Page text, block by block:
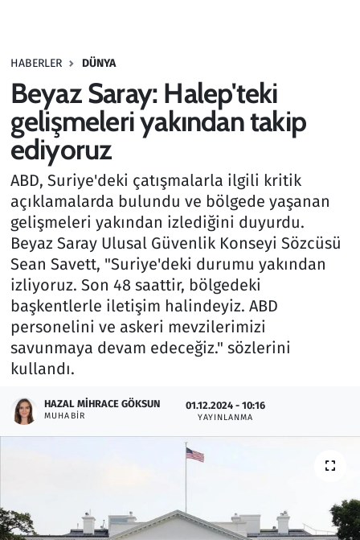
HABERLER DÜNYA
Beyaz Saray: Halep'teki
gelişmeleri yakından takip
ediyoruz
ABD, Suriye'deki çatışmalarla ilgili kritik
açıklamalarda bulundu ve bölgede yaşanan
gelişmeleri yakından izlediğini duyurdu.
Beyaz Saray Ulusal Güvenlik Konseyi Sözcüsü
Sean Savett, "Suriye'deki durumu yakından
izliyoruz. Son 48 saattir, bölgedeki
başkentlerle iletişim halindeyiz. ABD
personelini ve askeri mevzilerimizi
savunmaya devam edeceğiz." sözlerini
kullandı.
HAZAL MIHRACE GÖKSUN
MUHABIR
01.12.2024 - 10:16
YAYINLANMA
Haber
Kültür Sanat
Kurumsal Haberler
Lezzet Durağı
Memur ve Kamu
Otomobil
Oyun
Ramazan
Resmi İlanlar
Rüya Tabirleri
Savunma Sanayi